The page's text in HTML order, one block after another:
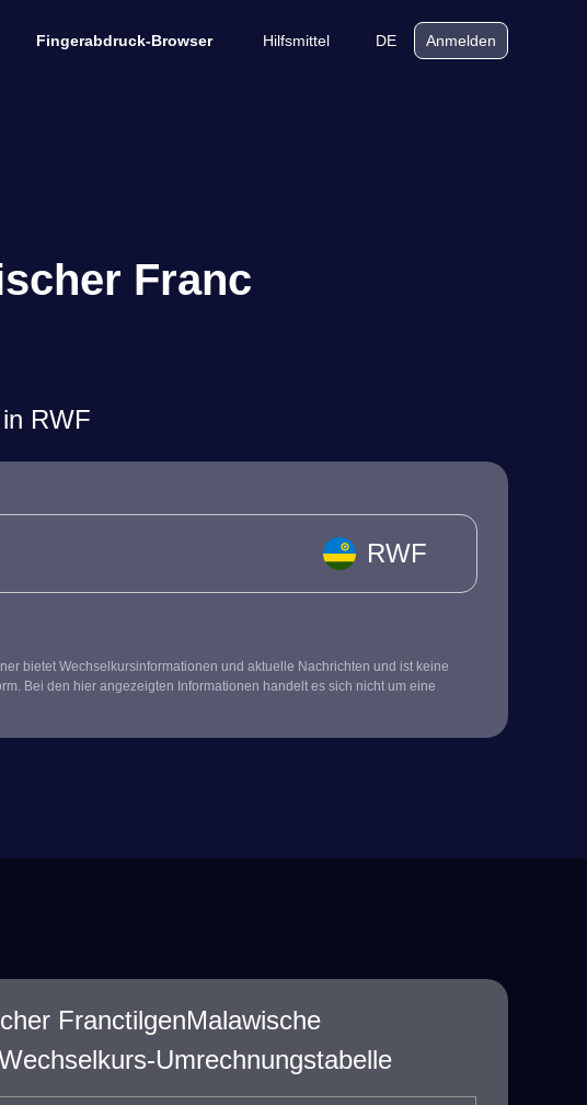
Fingerabdruck-Browser Hilfsmittel DE Anmelden
Franc
RWF
RWF
bietet Wechselkursinformationen und aktuelle Nachrichten und ist keine
Bei den hier angezeigten Informationen handelt es sich nicht um eine
FranctilgenMalawische
Umrechnungstabelle